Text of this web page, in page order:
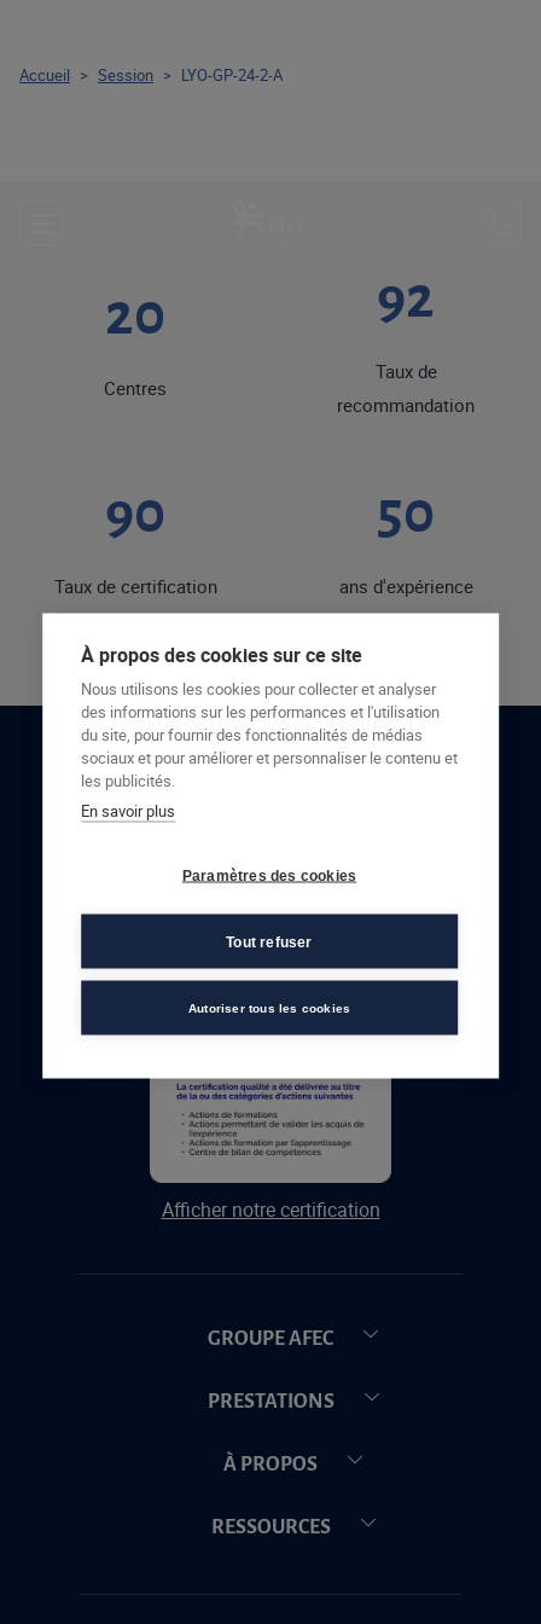
20
Centres
92
Taux de
recommandation
90
Taux de certification
50
ans d'expérience
RESTONS EN CONTACT
Afficher notre certification
GROUPE AFEC
PRESTATIONS
À PROPOS
RESSOURCES
Accueil > Session > LYO-GP-24-2-A
À propos des cookies sur ce site
Nous utilisons les cookies pour collecter et analyser
des informations sur les performances et l'utilisation
du site, pour fournir des fonctionnalités de médias
sociaux et pour améliorer et personnaliser le contenu et
les publicités.
En savoir plus
Paramètres des cookies
Tout refuser
Autoriser tous les cookies